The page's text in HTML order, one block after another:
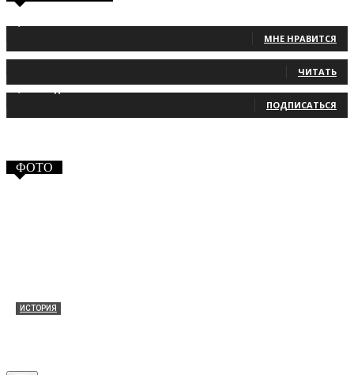
МНЕ НРАВИТСЯ
ЧИТАТЬ
ПОДПИСАТЬСЯ
ФОТО
ИСТОРИЯ